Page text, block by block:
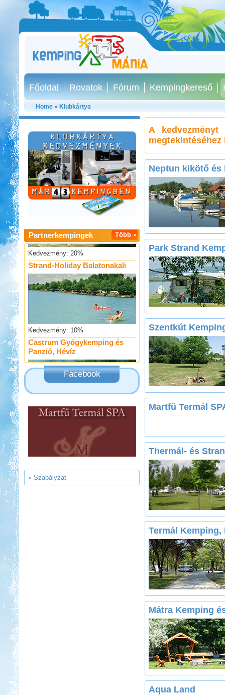
Főoldal Rovatok Fórum Kempingkereső
Home » Klubkártya
Több »
Partnerkempingek
Szentkút Kemping
Kedvezmény: 20%
Strand-Holiday Balatonakali
Kedvezmény: 10%
Castrum Gyógykemping és
Panzió, Hévíz
Kedvezmény: 20%
Ipolykapu Kemping
Kedvezmény: 15%
Facebook
» Szabályzat
A
Neptun kikötő és
Park Strand
Szentkút
Martfű Termál
Thermál- és
Termál Kemping,
Mátra Kemping
Aqua Land